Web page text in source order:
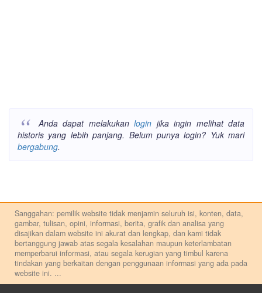
Anda dapat melakukanlogin jika ingin melihat data
historis yang lebih panjang. Belum punya login? Yuk mari
bergabung.
Sanggahan: pemilik website tidak menjamin seluruh isi, konten, data,
gambar, tulisan, opini, informasi, berita, grafik dan analisa yang
disajikan dalam website ini akurat dan lengkap, dan kami tidak
bertanggung jawab atas segala kesalahan maupun keterlambatan
memperbarui informasi, atau segala kerugian yang timbul karena
tindakan yang berkaitan dengan penggunaan informasi yang ada pada
website ini. ...